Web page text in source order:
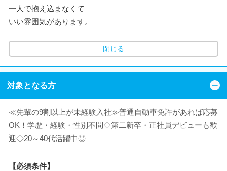
一人で抱え込まなくて
いい雰囲気があります。
閉じる
対象となる方
≪先輩の9割以上が未経験入社≫普通自動車免許があれば応募
OK！学歴・経験・性別不問◇第二新卒・正社員デビューも歓
迎◇20～40代活躍中◎
【必須条件】